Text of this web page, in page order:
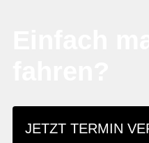
JETZT TERMIN